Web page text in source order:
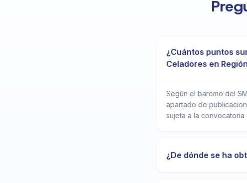
¿Cuántos puntos
Celadores en
Según el baremo del
apartado de
sujeta a la convocatoria
¿De dónde se ha